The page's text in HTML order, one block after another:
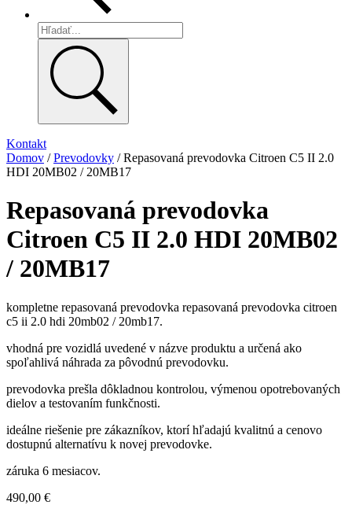
Kontakt
Domov /Prevodovky / Repasovaná prevodovka Citroen C5 II 2.0
HDI 20MB02 / 20MB17
Repasovaná prevodovka
Citroen C5 II 2.0 HDI 20MB02
/ 20MB17
kompletne repasovaná prevodovka repasovaná prevodovka citroen
c5 ii 2.0 hdi 20mb02 / 20mb17.
vhodná pre vozidlá uvedené v názve produktu a určená ako
spoľahlivá náhrada za pôvodnú prevodovku.
prevodovka prešla dôkladnou kontrolou, výmenou opotrebovaných
dielov a testovaním funkčnosti.
ideálne riešenie pre zákazníkov, ktorí hľadajú kvalitnú a cenovo
dostupnú alternatívu k novej prevodovke.
záruka 6 mesiacov.
490,00 €